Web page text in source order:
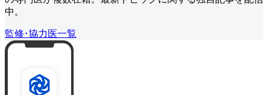
中。
監修･協力医一覧